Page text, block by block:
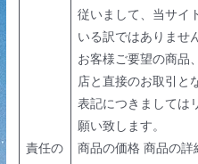
責任の
従いまして、当サイ
いる訳ではありませ
お客様ご要望の商品
店と直接のお取引と
表記につきましては
願い致します。
商品の価格 商品の